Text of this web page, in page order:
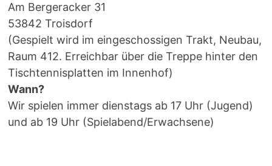
Am Bergeracker 31
53842 Troisdorf
(Gespielt wird im eingeschossigen Trakt, Neubau,
Raum 412. Erreichbar über die Treppe hinter den
Tischtennisplatten im Innenhof)
Wann?
Wir spielen immer dienstags ab 17 Uhr (Jugend)
und ab 19 Uhr (Spielabend/Erwachsene)